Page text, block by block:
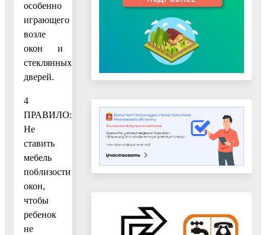
особенно
играющего
возле
окон и
стеклянных
дверей.
4
ПРАВИЛО:
Не
ставить
мебель
поблизости
окон,
чтобы
ребенок
не